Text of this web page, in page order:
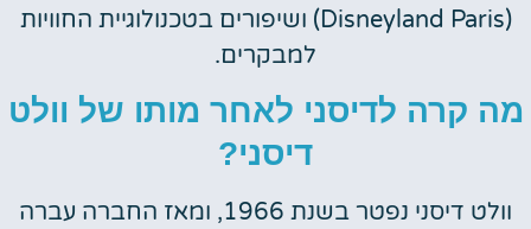
(Disneyland Paris) ושיפורים בטכנולוגיית החוויות
למבקרים.
מה קרה לדיסני לאחר מותו של וולט
דיסני?
וולט דיסני נפטר בשנת 1966, ומאז החברה עברה